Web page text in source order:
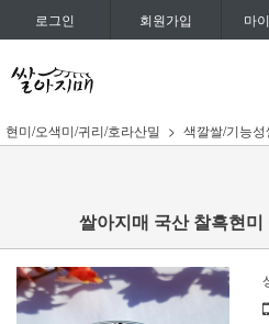
로그인 회원가입 마
현미/오색미/귀리/호라산밀 색깔쌀/기능성
쌀아지매 국산 찰흑현